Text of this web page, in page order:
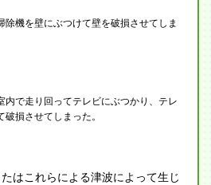
除機を壁にぶつけて壁を破損させてしま
内で走り回ってテレビにぶつかり、テレ
破損させてしまった。
はこれらによる津波によって生じ